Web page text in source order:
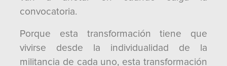
convocatoria.
Porque esta transformación tiene que
vivirse desde la individualidad de la
militancia de cada uno, esta transformación